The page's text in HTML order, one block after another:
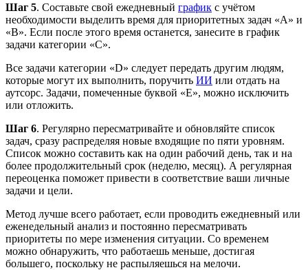
Шаг 5. Составьте свой ежедневный график с учётом
необходимости выделить время для приоритетных задач «A» и
«B». Если после этого время останется, занесите в график
задачи категории «C».
Все задачи категории «D» следует передать другим людям,
которые могут их выполнить, поручить ИИ или отдать на
аутсорс. Задачи, помеченные буквой «E», можно исключить
или отложить.
Шаг 6. Регулярно пересматривайте и обновляйте список
задач, сразу распределяя новые входящие по пяти уровням.
Список можно составить как на один рабочий день, так и на
более продолжительный срок (неделю, месяц). А регулярная
переоценка поможет привести в соответствие ваши личные
задачи и цели.
Метод лучше всего работает, если проводить ежедневный или
еженедельный анализ и постоянно пересматривать
приоритеты по мере изменения ситуации. Со временем
можно обнаружить, что работаешь меньше, достигая
большего, поскольку не распыляешься на мелочи.